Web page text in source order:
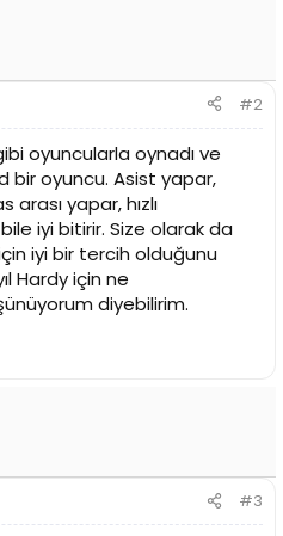
#2
oyuncularla oynadı ve
bir oyuncu. Asist yapar,
arası yapar, hızlı
iyi bitirir. Size olarak da
iyi bir tercih olduğunu
Hardy için ne
diyebilirim.
#3